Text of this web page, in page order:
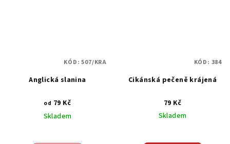
Anglická slanina
od 79 Kč
Skladem
KÓD:507/KRA
Cikánská pečeně krájená
79 Kč
Skladem
KÓD: 384